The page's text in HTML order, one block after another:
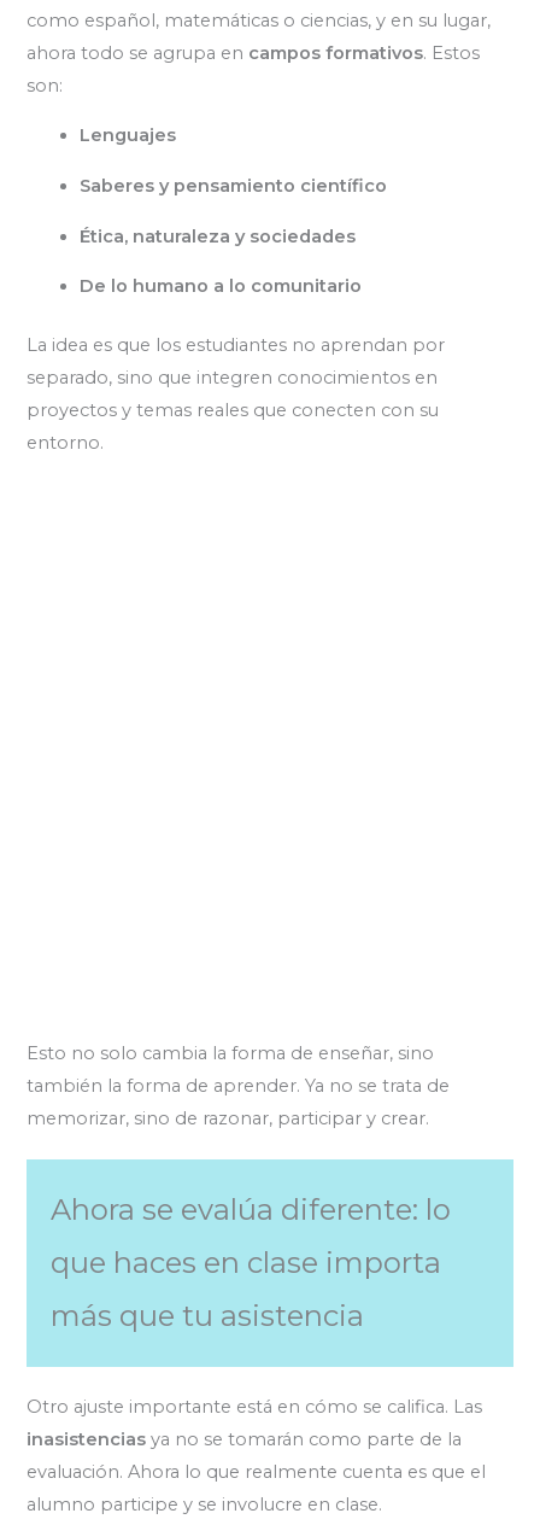
como español, matemáticas o ciencias, y en su lugar,
ahora todo se agrupa en campos formativos. Estos
son:
Lenguajes
Saberes y pensamiento científico
Ética, naturaleza y sociedades
De lo humano a lo comunitario
La idea es que los estudiantes no aprendan por
separado, sino que integren conocimientos en
proyectos y temas reales que conecten con su
entorno.
Esto no solo cambia la forma de enseñar, sino
también la forma de aprender. Ya no se trata de
memorizar, sino de razonar, participar y crear.
Ahora se evalúa diferente: lo
que haces en clase importa
más que tu asistencia
Otro ajuste importante está en cómo se califica. Las
inasistencias ya no se tomarán como parte de la
evaluación. Ahora lo que realmente cuenta es que el
alumno participe y se involucre en clase.